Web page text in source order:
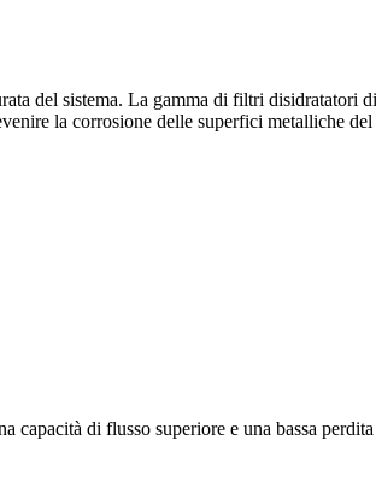
del sistema. La gamma di filtri
la corrosione delle superfici metalliche
capacità di flusso superiore e una bassa